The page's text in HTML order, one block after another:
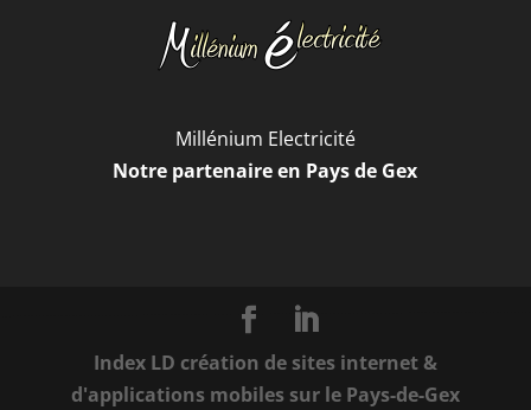
Millénium Electricité
Notre partenaire en Pays de Gex
Index LD création de sites internet &
d'applications mobiles sur le Pays-de-Gex